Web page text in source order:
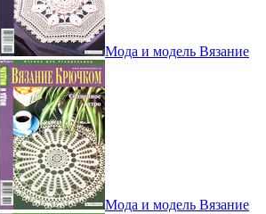
Мода и модель Вязание
Мода и модель Вязание